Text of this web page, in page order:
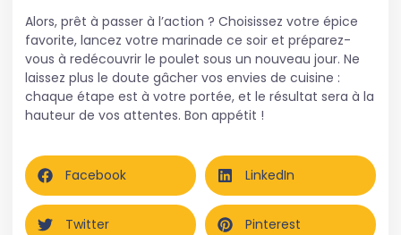
Alors, prêt à passer à l’action ? Choisissez votre épice
favorite, lancez votre marinade ce soir et préparez-
vous à redécouvrir le poulet sous un nouveau jour. Ne
laissez plus le doute gâcher vos envies de cuisine :
chaque étape est à votre portée, et le résultat sera à la
hauteur de vos attentes. Bon appétit !
Facebook LinkedIn
Twitter Pinterest